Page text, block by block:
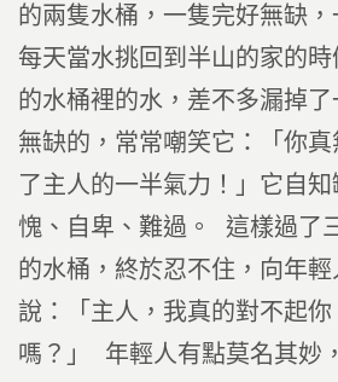
的兩隻水桶，一隻完好無缺，
每天當水挑回到半山的家的
的水桶裡的水，差不多漏掉
無缺的，常常嘲笑它：「你
了主人的一半氣力！」它自
愧、自卑、難過。 這樣過了
的水桶，終於忍不住，向年輕
說：「主人，我真的對不起
嗎？」 年輕人有點莫名其妙